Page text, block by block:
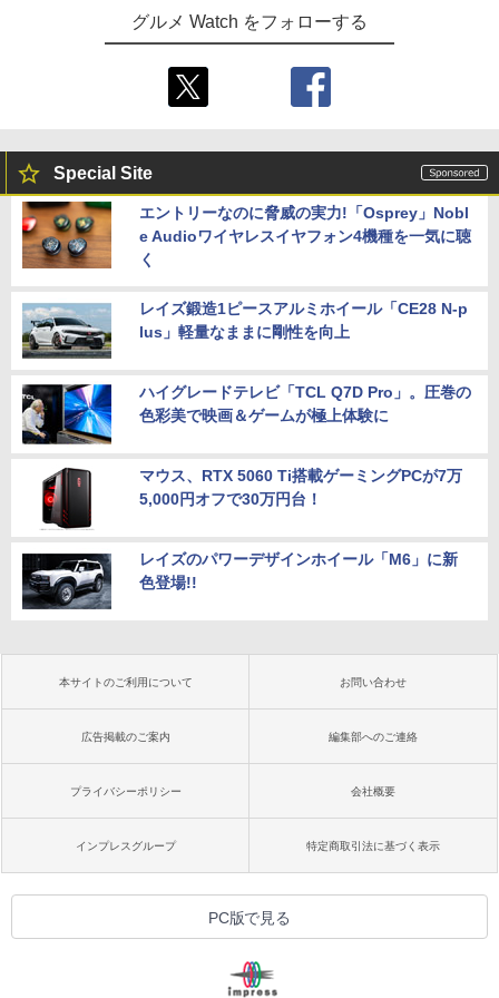
グルメ Watch をフォローする
Special Site
エントリーなのに脅威の実力!「Osprey」Nobl
e Audioワイヤレスイヤフォン4機種を一気に聴
く
レイズ鍛造1ピースアルミホイール「CE28 N-p
lus」軽量なままに剛性を向上
ハイグレードテレビ「TCL Q7D Pro」。圧巻の
色彩美で映画＆ゲームが極上体験に
マウス、RTX 5060 Ti搭載ゲーミングPCが7万
5,000円オフで30万円台！
レイズのパワーデザインホイール「M6」に新
色登場!!
本サイトのご利用について お問い合わせ
広告掲載のご案内 編集部へのご連絡
プライバシーポリシー 会社概要
インプレスグループ 特定商取引法に基づく表示
PC版で見る